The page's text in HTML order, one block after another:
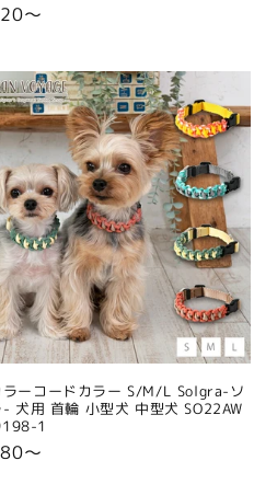
〜
ラーコードカラー S/M/L Solgra-ソ
- 犬用 首輪 小型犬 中型犬 SO22AW
1
〜